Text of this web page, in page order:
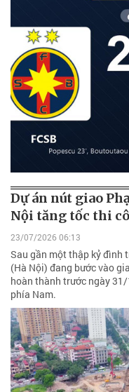
Dự án nút giao
Nội tăng tốc thi
23/07/2026 06:13
Sau gần một thập kỷ đình
(Hà Nội) đang bước vào
hoàn thành trước ngày
phía Nam.